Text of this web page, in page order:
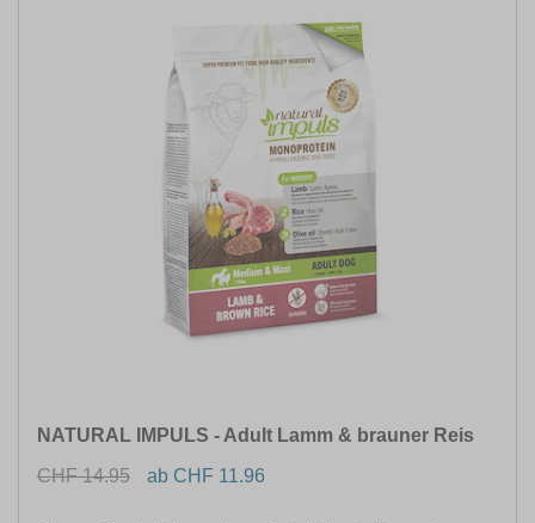
NATURAL IMPULS - Adult Lamm & brauner Reis
CHF 14.95
ab CHF 11.96